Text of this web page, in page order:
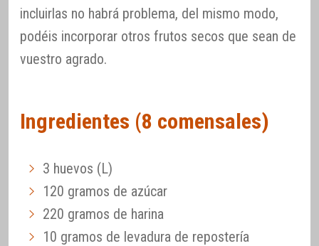
incluirlas no habrá problema, del mismo modo,
podéis incorporar otros frutos secos que sean de
vuestro agrado.
Ingredientes (8 comensales)
3 huevos (L)
120 gramos de azúcar
220 gramos de harina
10 gramos de levadura de repostería